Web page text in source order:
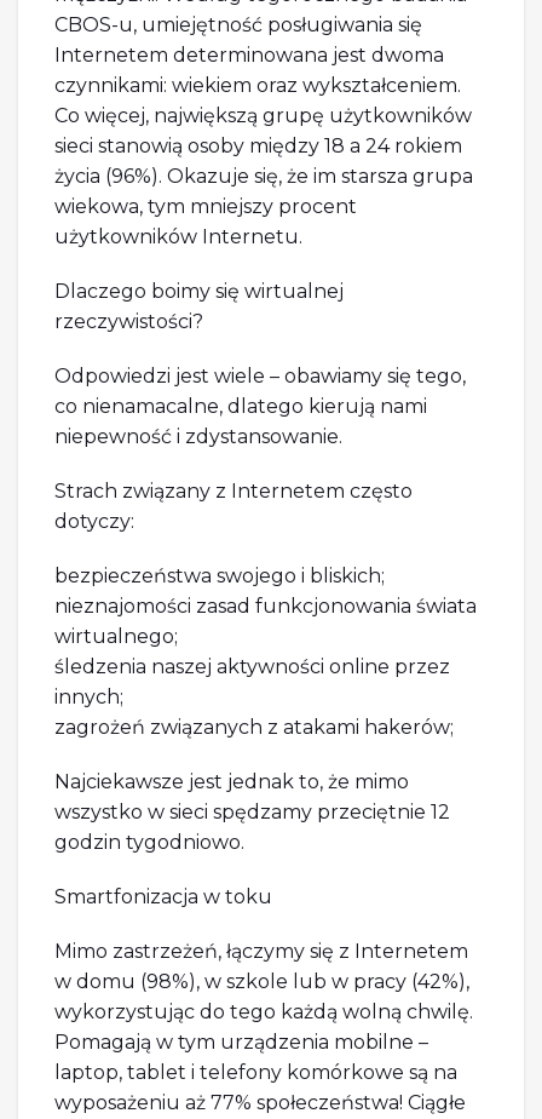
CBOS-u, umiejętność posługiwania się
Internetem determinowana jest dwoma
czynnikami: wiekiem oraz wykształceniem.
Co więcej, największą grupę użytkowników
sieci stanowią osoby między 18 a 24 rokiem
życia (96%). Okazuje się, że im starsza grupa
wiekowa, tym mniejszy procent
użytkowników Internetu.
Dlaczego boimy się wirtualnej
rzeczywistości?
Odpowiedzi jest wiele – obawiamy się tego,
co nienamacalne, dlatego kierują nami
niepewność i zdystansowanie.
Strach związany z Internetem często
dotyczy:
bezpieczeństwa swojego i bliskich;
nieznajomości zasad funkcjonowania świata
wirtualnego;
śledzenia naszej aktywności online przez
innych;
zagrożeń związanych z atakami hakerów;
Najciekawsze jest jednak to, że mimo
wszystko w sieci spędzamy przeciętnie 12
godzin tygodniowo.
Smartfonizacja w toku
Mimo zastrzeżeń, łączymy się z Internetem
w domu (98%), w szkole lub w pracy (42%),
wykorzystując do tego każdą wolną chwilę.
Pomagają w tym urządzenia mobilne –
laptop, tablet i telefony komórkowe są na
wyposażeniu aż 77% społeczeństwa! Ciągłe